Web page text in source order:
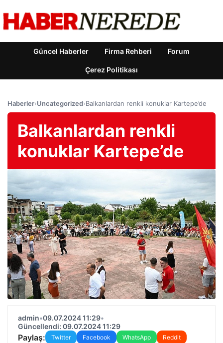
Güncel Haberler Firma Rehberi Forum
Çerez Politikası
Haberler›Uncategorized›Balkanlardan renkli konuklar Kartepe’de
Balkanlardan renkli
konuklar Kartepe’de
admin•09.07.2024 11:29•
Güncellendi: 09.07.2024 11:29
Paylaş: Twitter Facebook WhatsApp
Reddit